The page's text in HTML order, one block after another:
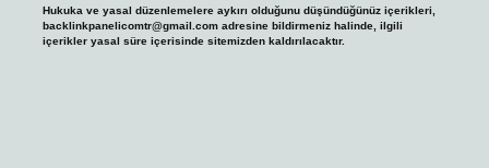
Hukuka ve yasal düzenlemelere aykırı olduğunu düşündüğünüz içerikleri,
backlinkpanelicomtr@gmail.comadresine bildirmeniz halinde, ilgili
içerikler yasal süre içerisinde sitemizden kaldırılacaktır.